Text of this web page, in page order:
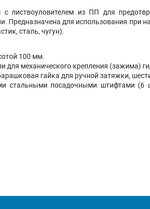
листвоуловителем из ПП для
для использования при
сталь, чугун).
100 мм.
механического крепления (зажима)
гайка для ручной затяжки,
стальными посадочными штифтами